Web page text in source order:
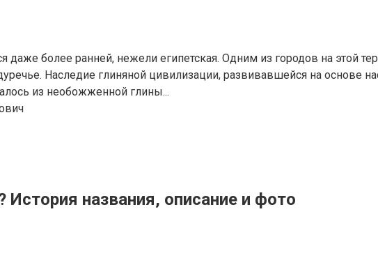
более ранней, нежели египетская. Одним из городов на этой
Наследие глиняной цивилизации, развивавшейся на основе
из необожженной глины...
История названия, описание и фото